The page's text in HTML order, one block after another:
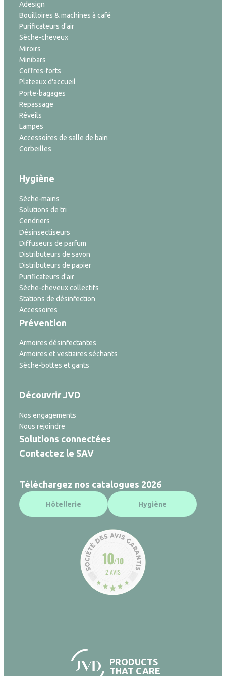
Adesign
Bouilloires & machines à café
Purificateurs d'air
Sèche-cheveux
Miroirs
Minibars
Coffres-forts
Plateaux d'accueil
Porte-bagages
Repassage
Réveils
Lampes
Accessoires de salle de bain
Corbeilles
Hygiène
Sèche-mains
Solutions de tri
Cendriers
Désinsectiseurs
Diffuseurs de parfum
Distributeurs de savon
Distributeurs de papier
Purificateurs d'air
Sèche-cheveux collectifs
Stations de désinfection
Accessoires
Prévention
Armoires désinfectantes
Armoires et vestiaires séchants
Sèche-bottes et gants
Découvrir JVD
Nos engagements
Nous rejoindre
Solutions connectées
Contactez le SAV
Téléchargez nos catalogues 2026
Hôtellerie Hygiène
10/10
2 AVIS
PRODUCTS
THAT CARE